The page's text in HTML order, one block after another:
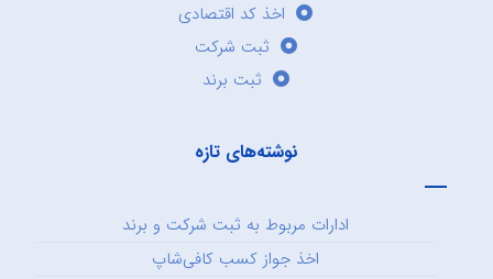
اخذ کد اقتصادی
ثبت شرکت
ثبت برند
نوشته‌های تازه
ادارات مربوط به ثبت شرکت و برند
اخذ جواز کسب کافی‌شاپ